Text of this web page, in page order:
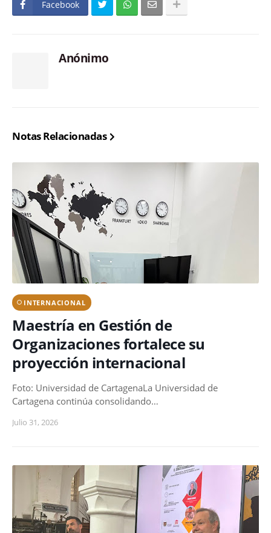
Facebook
Anónimo
Notas Relacionadas
INTERNACIONAL
Maestría en Gestión de
Organizaciones fortalece su
proyección internacional
Foto: Universidad de CartagenaLa Universidad de
Cartagena continúa consolidando…
Julio 31, 2026